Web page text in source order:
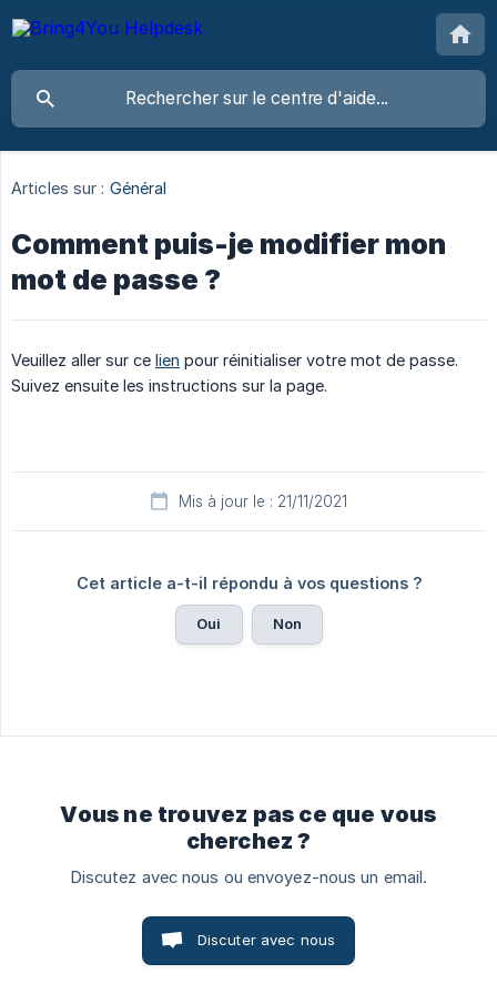
Articles sur : Général
Comment puis-je modifier mon
mot de passe ?
Veuillez aller sur ce lien pour réinitialiser votre mot de passe.
Suivez ensuite les instructions sur la page.
Mis à jour le : 21/11/2021
Cet article a-t-il répondu à vos questions ?
Oui Non
Vous ne trouvez pas ce que vous
cherchez ?
Discutez avec nous ou envoyez-nous un email.
Discuter avec nous